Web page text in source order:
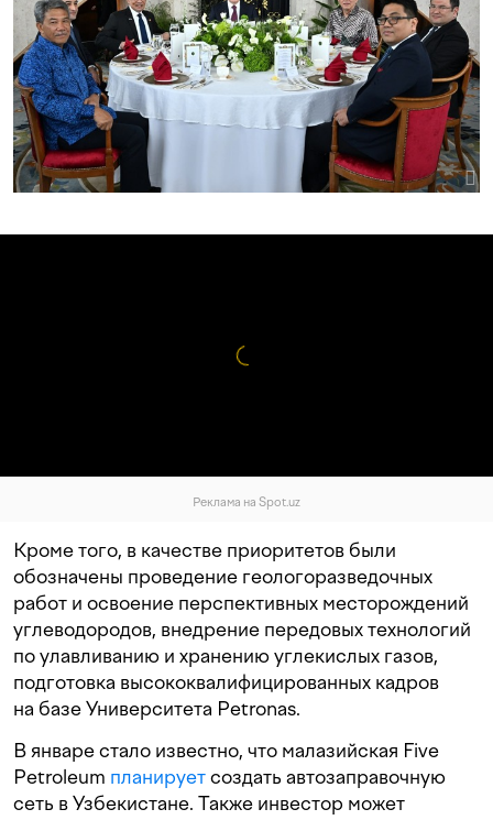
Реклама на Spot.uz
Кроме того, в качестве приоритетов были
обозначены проведение геологоразведочных
работ и освоение перспективных месторождений
углеводородов, внедрение передовых технологий
по улавливанию и хранению углекислых газов,
подготовка высококвалифицированных кадров
на базе Университета Petronas.
В январе стало известно, что малазийская Five
Petroleum планируетсоздать автозаправочную
сеть в Узбекистане. Также инвестор может